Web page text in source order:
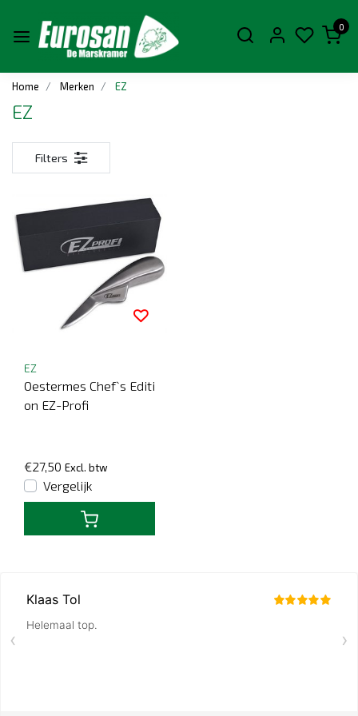
0
Home Merken EZ
EZ
Filters
EZ
Oestermes Chef`s Editi
on EZ-Profi
€27,50 Excl. btw
Vergelijk